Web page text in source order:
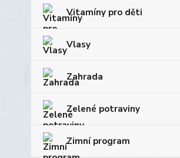
Vitamíny pro děti
Vlasy
Zahrada
Zelené potraviny
Zimní program